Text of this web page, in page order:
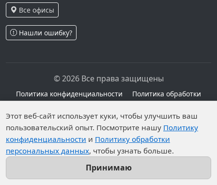
Все офисы
Нашли ошибку?
© 2026 Все права защищены
Политика конфиденциальности
Политика обработки
персональных данных
Персональные данные опубликованы на сайте при
наличии правовых оснований в соответствии с ч.1
ст.6 и ст.10.1 152-ФЗ. Субъектами установлены
запреты на обработку неограниченных кругом лиц
опубликованных персональных данных.
Этот веб-сайт использует куки, чтобы улучшить ваш
пользовательский опыт. Посмотрите нашу Политику
конфиденциальности и Политику обработки
персональных данных, чтобы узнать больше.
Принимаю